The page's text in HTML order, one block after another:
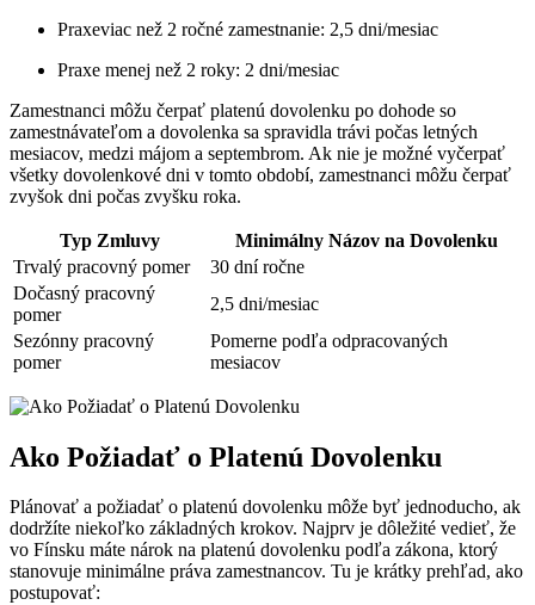
Praxeviac než 2 ročné zamestnanie: 2,5 dni/mesiac
Praxe menej než 2 roky: 2 dni/mesiac
Zamestnanci môžu čerpať platenú dovolenku po dohode so
zamestnávateľom a dovolenka sa spravidla trávi počas letných
mesiacov, medzi májom a septembrom. Ak nie je možné vyčerpať
všetky dovolenkové dni v tomto období, zamestnanci môžu čerpať
zvyšok dni počas zvyšku roka.
Typ Zmluvy
Minimálny Názov na Dovolenku
Trvalý pracovný pomer
30 dní ročne
Dočasný pracovný
pomer
2,5 dni/mesiac
Sezónny pracovný
pomer
Pomerne podľa odpracovaných
mesiacov
Ako Požiadať o Platenú Dovolenku
Plánovať a požiadať o platenú dovolenku môže byť jednoducho, ak
dodržíte niekoľko základných krokov. Najprv je dôležité vedieť, že
vo Fínsku máte nárok na platenú dovolenku podľa zákona, ktorý
stanovuje minimálne práva zamestnancov. Tu je krátky prehľad, ako
postupovať: